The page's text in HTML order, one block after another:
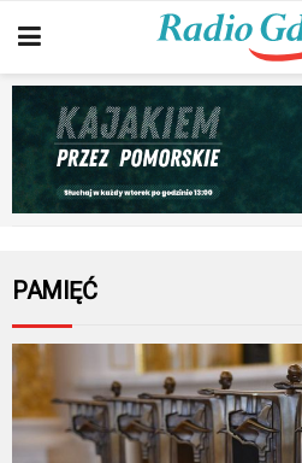
PAMIĘĆ